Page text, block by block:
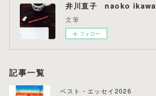
井川直子 naoko ikawa
文筆
フォロー
記事一覧
ベスト・エッセイ2026